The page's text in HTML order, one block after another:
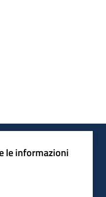
le informazioni